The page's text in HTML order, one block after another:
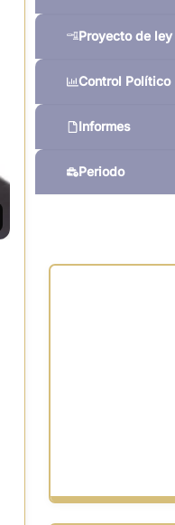
Proyecto de ley
Control Político
Informes
Periodo